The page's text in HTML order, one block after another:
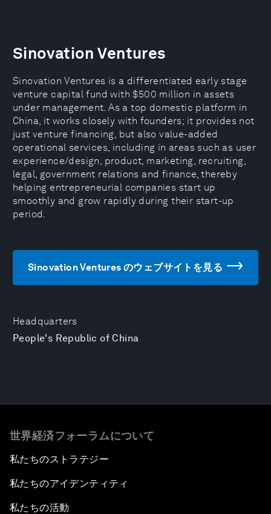
Headquarters
People's Republic of China
Sinovation Ventures
Sinovation Ventures is a differentiated early stage
venture capital fund with $500 million in assets
under management. As a top domestic platform in
China, it works closely with founders; it provides not
just venture financing, but also value-added
operational services, including in areas such as user
experience/design, product, marketing, recruiting,
legal, government relations and finance, thereby
helping entrepreneurial companies start up
smoothly and grow rapidly during their start-up
period.
Sinovation Ventures のウェブサイトを見る
世界経済フォーラムについて
私たちのストラテジー
私たちのアイデンティティ
私たちの活動